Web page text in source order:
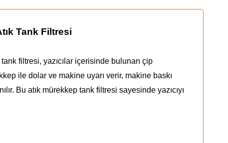
Tank Filtresi
filtresi, yazıcılar içerisinde bulunan çip
ile dolar ve makine uyarı verir, makine baskı
Bu atık mürekkep tank filtresi sayesinde yazıcıyı